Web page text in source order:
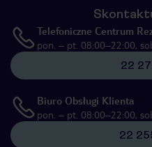
Telefoniczne Centrum
pon. – pt. 08:00–22:00,
22
Biuro Obsługi Klienta
pon. – pt. 08:00–22:00,
22